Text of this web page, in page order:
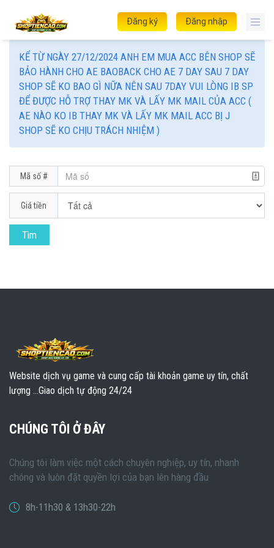
Đăng nhập
Đăng ký
KỂ TỪ NGÀY 27/12/2024 ANH EM MUA ACC BÊN SHOP SẼ
BẢO HÀNH CHO AE BAOBACK CHO AE 7 DAY SAU 7 DAY
SHOP SẼ KO BAO GÌ NỮA NÊN SAU 7DAY VUI LÒNG IB SP
ĐỂ ĐƯỢC HỖ TRỢ THAY MK VÀ LẤY MK MAIL CỦA ACC (
AE NÀO KO IB THAY MK VÀ LẤY MK MAIL ACC BỊ J
SHOP SẼ KO CHỊU TRÁCH NHIỆM )
Mã số #
Giá tiền
Website dịch vụ game và cung cấp tài khoản game uy tín, chất
lượng ...Giao dịch tự động 24/24
CHÚNG TÔI Ở ĐÂY
Chúng tôi làm việc một cách chuyên nghiệp, uy tín, nhanh
chóng và luôn đặt quyền lợi của bạn lên hàng đầu
8h-11h30 & 13h30-22h